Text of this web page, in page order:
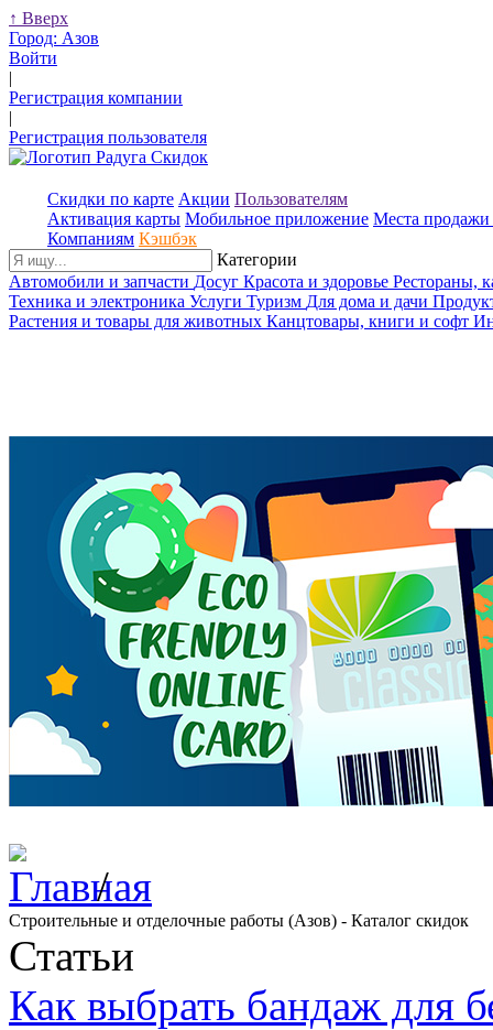
↑ Вверх
Город: Азов
Войти
|
Регистрация компании
|
Регистрация пользователя
Скидки по карте Акции Пользователям
Активация карты Мобильное приложение Места продажи
Компаниям Кэшбэк
Категории
Автомобили и запчасти Досуг Красота и здоровье Рестораны,
Техника и электроника Услуги Туризм Для дома и дачи
Растения и товары для животных Канцтовары, книги и софт
/
Строительные и отделочные работы (Азов) - Каталог скидок
Статьи
Как выбрать бандаж для